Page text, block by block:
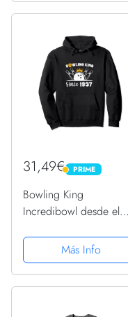
31,49€ PRIME
PRIME
Bowling King
Incredibowl desde el
Sudadera con Capucha
Más Info